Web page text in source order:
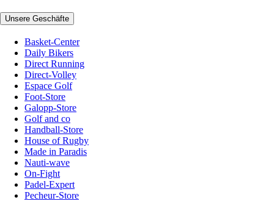
Unsere Geschäfte
Basket-Center
Daily Bikers
Direct Running
Direct-Volley
Espace Golf
Foot-Store
Galopp-Store
Golf and co
Handball-Store
House of Rugby
Made in Paradis
Nauti-wave
On-Fight
Padel-Expert
Pecheur-Store